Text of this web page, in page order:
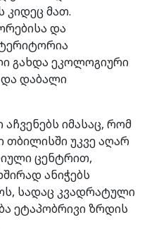
კიდეც მათ.
და
გახდა ეკოლოგიური
და დაბალი
იმასაც, რომ
თბილისში უკვე აღარ
ცენტრით,
ანიჭებს
სადაც კვადრატული
ეტაპობრივი ზრდის